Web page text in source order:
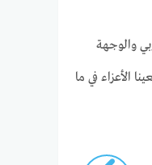
والوجهة
الأعزاء في ما